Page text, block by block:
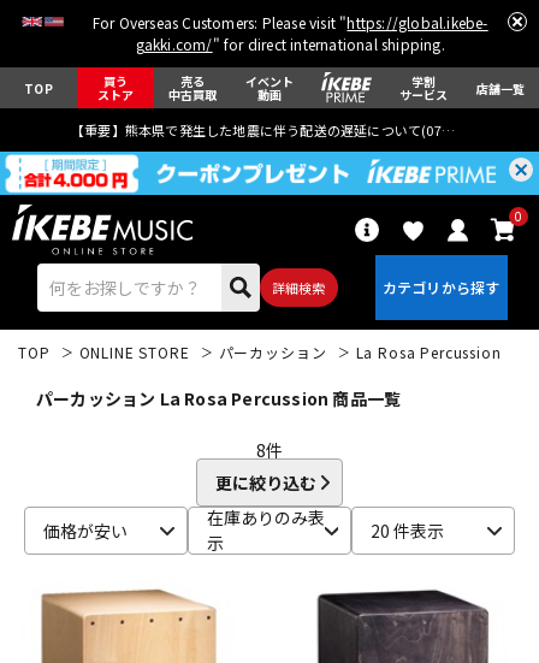
For Overseas Customers: Please visit "https://global.ikebe-
gakki.com/" for direct international shipping.
TOP 買う
ストア
売る
中古買取
イベント
動画
学割
サービス 店舗一覧
【重要】熊本県で発生した地震に伴う配送の遅延について(07月29日
詳細検索
0
TOP ONLINE STORE パーカッション La Rosa Percussion
パーカッション La Rosa Percussion 商品一覧
8件
更に絞り込む
価格が安い
在庫ありのみ表
示
20 件表示